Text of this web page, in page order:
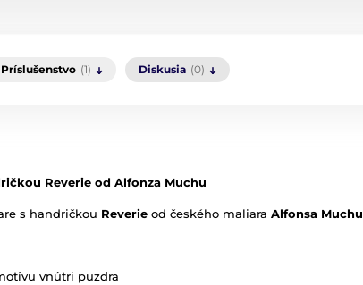
Príslušenstvo (1) Diskusia (0)
Reverie od Alfonza Muchu
s handričkou Reverie od českého maliara Alfonsa Muchu
vnútri puzdra